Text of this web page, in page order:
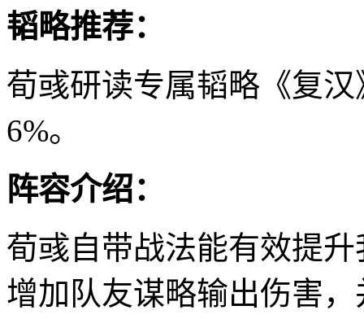
韬略推荐：
荀彧研读专属韬略《复
6%。
阵容介绍：
荀彧自带战法能有效提升
增加队友谋略输出伤害